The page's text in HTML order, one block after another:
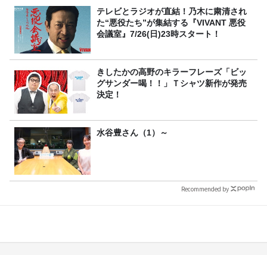
テレビとラジオが直結！乃木に粛清され
た“悪役たち”が集結する『VIVANT 悪役
会議室』7/26(日)23時スタート！
きしたかの高野のキラーフレーズ「ビッ
グサンダー喝！！」Ｔシャツ新作が発売
決定！
水谷豊さん（1）～
Recommended by